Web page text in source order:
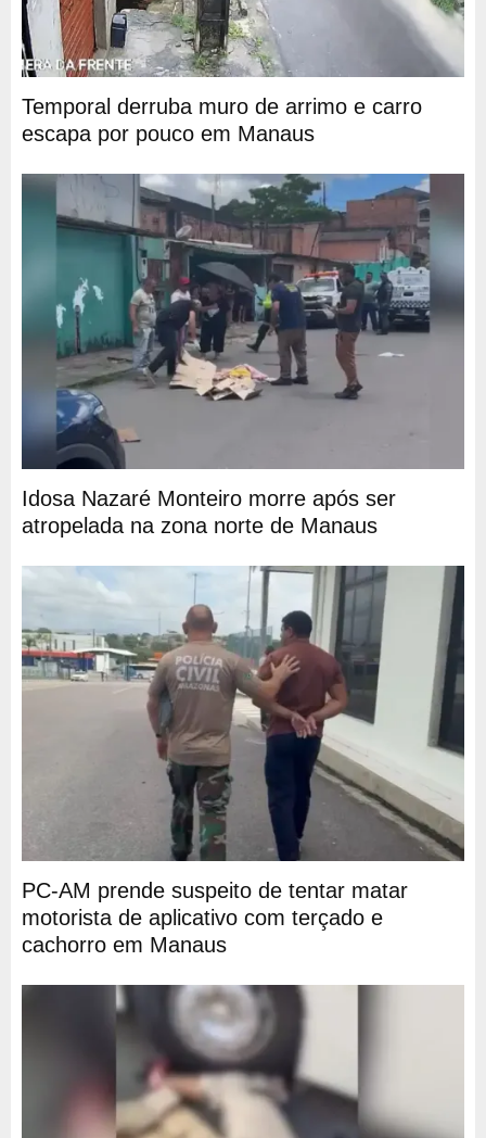
Temporal derruba muro de arrimo e carro
escapa por pouco em Manaus
Idosa Nazaré Monteiro morre após ser
atropelada na zona norte de Manaus
PC-AM prende suspeito de tentar matar
motorista de aplicativo com terçado e
cachorro em Manaus